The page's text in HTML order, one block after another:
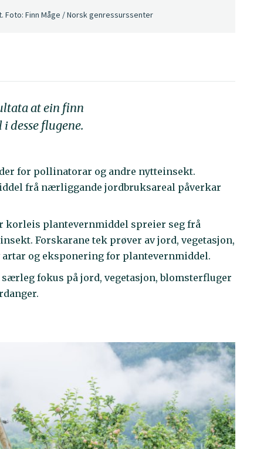
Finn Måge / Norsk genressurssenter
at ein finn
desse flugene.
for pollinatorar og andre nytteinsekt.
frå nærliggande jordbruksareal påverkar
korleis plantevernmiddel spreier seg frå
Forskarane tek prøver av jord, vegetasjon,
og eksponering for plantevernmiddel.
fokus på jord, vegetasjon, blomsterfluger